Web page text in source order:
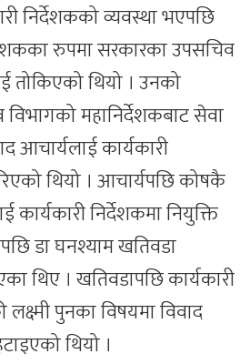
निर्देशकको व्यवस्था भएपछि
रुपमा सरकारका उपसचिव
तोकिएको थियो । उनको
विभागको महानिर्देशकबाट सेवा
आचार्यलाई कार्यकारी
थियो । आचार्यपछि कोषकै
कार्यकारी निर्देशकमा नियुक्ति
डा घनश्याम खतिवडा
थिए । खतिवडापछि कार्यकारी
पुनका विषयमा विवाद
थियो ।